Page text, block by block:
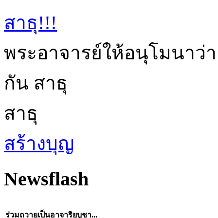
สาธุ!!!
พระอาจารย์ให้อนุโมนาว่
กัน สาธุ
สาธุ
สร้างบุญ
Newsflash
ร่วมถวายเป็นอาจาริยบูชา...